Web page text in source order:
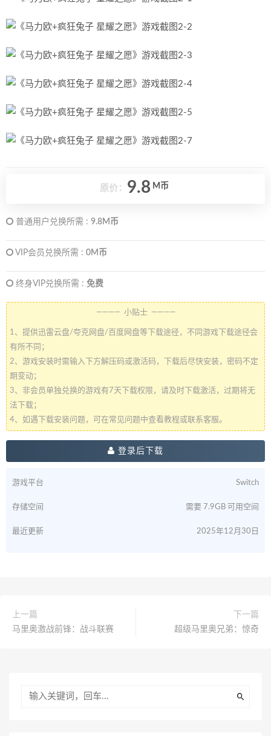
原价： 9.8 M币
普通用户兑换所需 : 9.8M币
VIP会员兑换所需 : 0M币
终身VIP兑换所需 : 免费
———— 小贴士 ————
1、提供迅雷云盘/夸克网盘/百度网盘等下载途径，不同游戏下载途径会
有所不同；
2、游戏安装时需输入下方解压码或激活码，下载后尽快安装，密码不定
期变动；
3、非会员单独兑换的游戏有7天下载权限，请及时下载激活，过期将无
法下载；
4、如遇下载安装问题，可在常见问题中查看教程或联系客服。
登录后下载
游戏平台 Switch
存储空间 需要 7.9GB 可用空间
最近更新 2025年12月30日
上一篇
马里奥激战前锋：战斗联赛
下一篇
超级马里奥兄弟：惊奇